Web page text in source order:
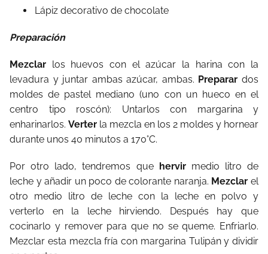
Lápiz decorativo de chocolate
Preparación
Mezclar los huevos con el azúcar la harina con la
levadura y juntar ambas azúcar, ambas. Preparardos
moldes de pastel mediano (uno con un hueco en el
centro tipo roscón): Untarlos con margarina y
enharinarlos. Verter la mezcla en los 2 moldes y hornear
durante unos 40 minutos a 170°C.
Por otro lado, tendremos que hervir medio litro de
leche y añadir un poco de colorante naranja. Mezclarel
otro medio litro de leche con la leche en polvo y
verterlo en la leche hirviendo. Después hay que
cocinarlo y remover para que no se queme. Enfriarlo.
Mezclar esta mezcla fría con margarina Tulipán y dividir